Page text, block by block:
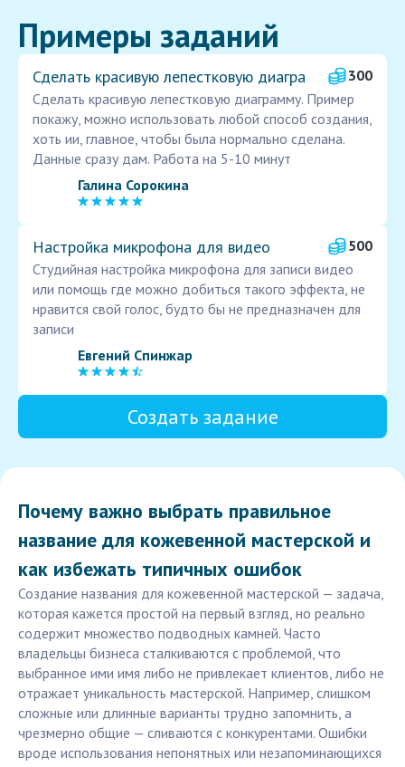
Примеры заданий
Сделать красивую лепестковую диагра
300
Сделать красивую лепестковую диаграмму. Пример
покажу, можно использовать любой способ создания,
хоть ии, главное, чтобы была нормально сделана.
Данные сразу дам. Работа на 5-10 минут
Галина Сорокина
Настройка микрофона для видео
500
Студийная настройка микрофона для записи видео
или помощь где можно добиться такого эффекта, не
нравится свой голос, будто бы не предназначен для
записи
Евгений Спинжар
Создать задание
Почему важно выбрать правильное
название для кожевенной мастерской и
как избежать типичных ошибок
Создание названия для кожевенной мастерской — задача,
которая кажется простой на первый взгляд, но реально
содержит множество подводных камней. Часто
владельцы бизнеса сталкиваются с проблемой, что
выбранное ими имя либо не привлекает клиентов, либо не
отражает уникальность мастерской. Например, слишком
сложные или длинные варианты трудно запомнить, а
чрезмерно общие — сливаются с конкурентами. Ошибки
вроде использования непонятных или незапоминающихся